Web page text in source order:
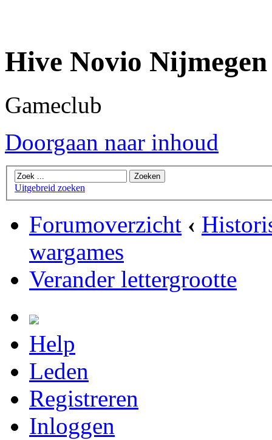
Hive Novio Nijmegen
Gameclub
Doorgaan naar inhoud
Uitgebreid zoeken
Forumoverzicht ‹
wargames
Verander lettergrootte
Help
Leden
Registreren
Inloggen